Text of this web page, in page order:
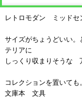
レトロモダン ミッドセ
サイズがちょうどいい
テリアに
しっくり収まりそうな
コレクションを置いて
文庫本 文具